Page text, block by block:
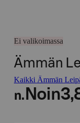
Ei valikoimassa
Ämmän
Kaikki Ämmän
n. Noin